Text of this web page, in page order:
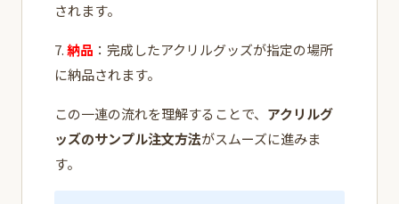
されます。
7.納品 ：完成したアクリルグッズが指定の場所
に納品されます。
この一連の流れを理解することで、 アクリルグ
ッズのサンプル注文方法がスムーズに進みま
す。